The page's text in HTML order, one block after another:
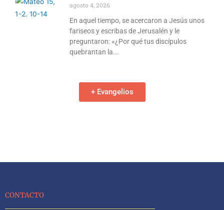
agosto 4, 2026
En aquel tiempo, se acercaron a Jesús unos
fariseos y escribas de Jerusalén y le
preguntaron: «¿Por qué tus discípulos
quebrantan la
+ Evangelios
CONTACTO